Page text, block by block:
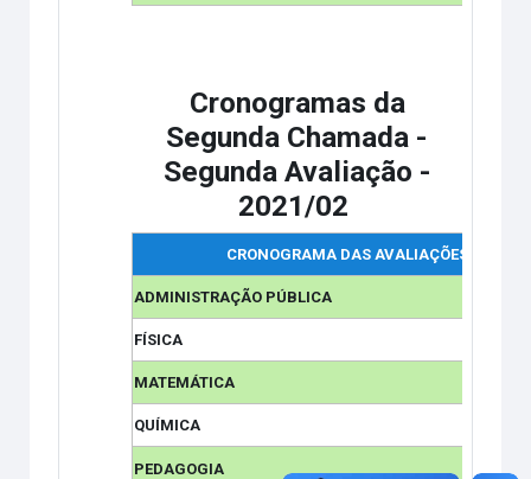
Cronogramas da
Segunda Chamada -
Segunda Avaliação -
2021/02
CRONOGRAMA DAS AVALIAÇÕES
ADMINISTRAÇÃO PÚBLICA
FÍSICA
MATEMÁTICA
QUÍMICA
PEDAGOGIA